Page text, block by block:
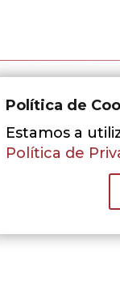
Política de
Estamos a
Política de